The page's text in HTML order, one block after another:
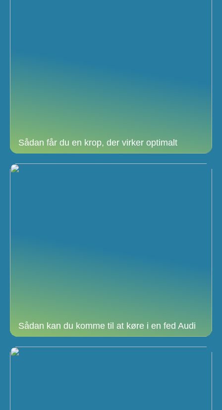
Sådan får du en krop, der virker optimalt
Sådan kan du komme til at køre i en fed Audi